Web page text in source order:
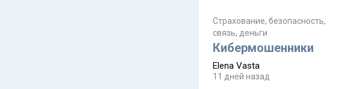
заслужено, и чтобы попасть
на начало тропы показали
водителю карту, иначе
Пошли туда, потому что я
Страхование, безопасность,
связь, деньги
Кибермошенники
Elena Vasta
11 дней назад